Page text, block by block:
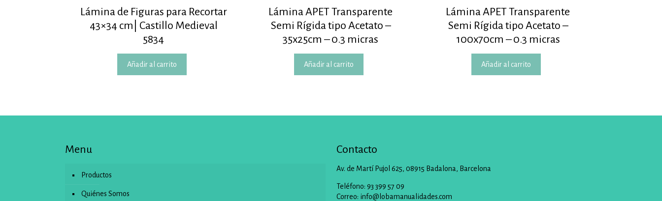
Lámina de Figuras para Recortar
43×34 cm| Castillo Medieval
5834
Añadir al carrito
Lámina APET Transparente
Semi Rígida tipo Acetato –
35x25cm – 0.3 micras
Añadir al carrito
Lámina APET Transparente
Semi Rígida tipo Acetato –
100x70cm – 0.3 micras
Añadir al carrito
Menu
Productos
Quiénes Somos
Contacto
Av. de Martí Pujol 625, 08915 Badalona, Barcelona
Teléfono: 93 399 57 09
Correo: info@lobamanualidades.com